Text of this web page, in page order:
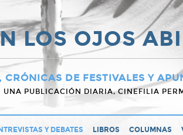
LOS OJOS
CRÓNICAS DE FESTIVALES Y
UNA PUBLICACIÓN DIARIA, CINEFILIA
Y DEBATES LIBROS COLUMNAS